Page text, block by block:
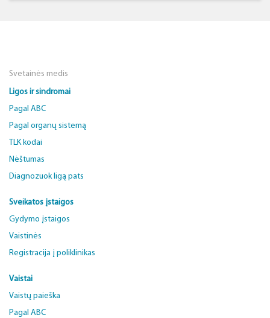
Svetainės medis
Ligos ir sindromai
Pagal ABC
Pagal organų sistemą
TLK kodai
Nėštumas
Diagnozuok ligą pats
Sveikatos įstaigos
Gydymo įstaigos
Vaistinės
Registracija į poliklinikas
Vaistai
Vaistų paieška
Pagal ABC